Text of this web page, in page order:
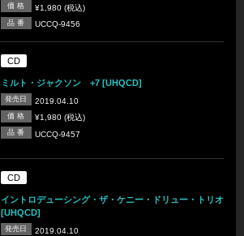
価 格 ¥1,980 (税込)
品 番 UCCQ-9456
CD
ミルト・ジャクソン +7 [UHQCD]
発売日 2019.04.10
価 格 ¥1,980 (税込)
品 番 UCCQ-9457
CD
イントロデューシング・ザ・ケニー・ドリュー・トリオ
[UHQCD]
発売日 2019.04.10